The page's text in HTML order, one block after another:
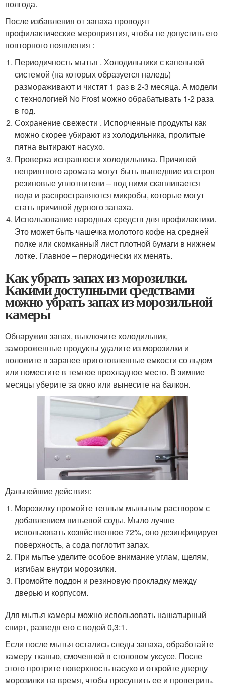
полгода.
После избавления от запаха проводят
профилактические мероприятия, чтобы не допустить его
повторного появления :
Периодичность мытья . Холодильники с капельной
системой (на которых образуется наледь)
размораживают и чистят 1 раз в 2-3 месяца. А модели
с технологией No Frost можно обрабатывать 1-2 раза
в год.
Сохранение свежести . Испорченные продукты как
можно скорее убирают из холодильника, пролитые
пятна вытирают насухо.
Проверка исправности холодильника. Причиной
неприятного аромата могут быть вышедшие из строя
резиновые уплотнители – под ними скапливается
вода и распространяются микробы, которые могут
стать причиной дурного запаха.
Использование народных средств для профилактики.
Это может быть чашечка молотого кофе на средней
полке или скомканный лист плотной бумаги в нижнем
лотке. Главное – периодически их менять.
Как убрать запах из морозилки.
Какими доступными средствами
можно убрать запах из морозильной
камеры
Обнаружив запах, выключите холодильник,
замороженные продукты удалите из морозилки и
положите в заранее приготовленные емкости со льдом
или поместите в темное прохладное место. В зимние
месяцы уберите за окно или вынесите на балкон.
Дальнейшие действия:
Морозилку промойте теплым мыльным раствором с
добавлением питьевой соды. Мыло лучше
использовать хозяйственное 72%, оно дезинфицирует
поверхность, а сода поглотит запах.
При мытье уделите особое внимание углам, щелям,
изгибам внутри морозилки.
Промойте поддон и резиновую прокладку между
дверью и корпусом.
Для мытья камеры можно использовать нашатырный
спирт, разведя его с водой 0,3:1.
Если после мытья остались следы запаха, обработайте
камеру тканью, смоченной в столовом уксусе. После
этого протрите поверхность насухо и откройте дверцу
морозилки на время, чтобы просушить ее и проветрить.